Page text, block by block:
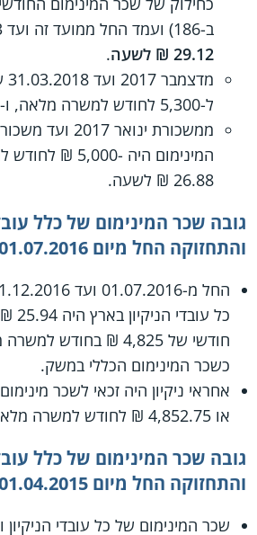
ב-186) ועמד החל ממועד זה ועד 31.12.2023 על
29.12 ₪ לשעה
.
ל-5,300 לחודש למשרה מלאה, ו-28.49 ₪ לשעה
המינימום היה -
26.88 ₪ לשעה.
גובה שכר המינימום של כלל
והתחזוקה החל מיום 01.07.2016 ועד 31.12.2016
כל
כשכר המינימום הכללי במשק.
או 4,852.75 ₪ לחודש למשרה מלאה (186 שעות).
גובה שכר המינימום של כלל
והתחזוקה החל מיום 01.04.2015 ועד 30.06.2016
שכר המינימום של כל עובדי